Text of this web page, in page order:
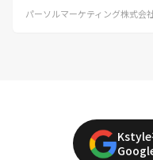
パーソルマーケティング株式会
Kstyle